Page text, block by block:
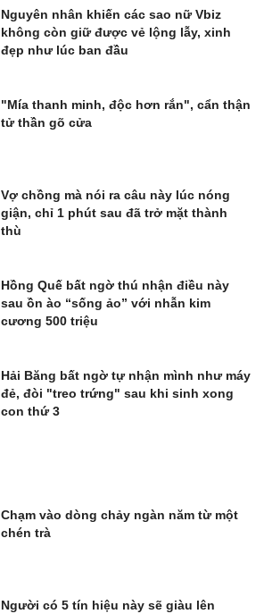
Nguyên nhân khiến các sao nữ Vbiz
không còn giữ được vẻ lộng lẫy, xinh
đẹp như lúc ban đầu
"Mía thanh minh, độc hơn rắn", cẩn thận
tử thần gõ cửa
Vợ chồng mà nói ra câu này lúc nóng
giận, chỉ 1 phút sau đã trở mặt thành
thù
Hồng Quế bất ngờ thú nhận điều này
sau ồn ào “sống ảo” với nhẫn kim
cương 500 triệu
Hải Băng bất ngờ tự nhận mình như máy
đẻ, đòi "treo trứng" sau khi sinh xong
con thứ 3
Chạm vào dòng chảy ngàn năm từ một
chén trà
Người có 5 tín hiệu này sẽ giàu lên